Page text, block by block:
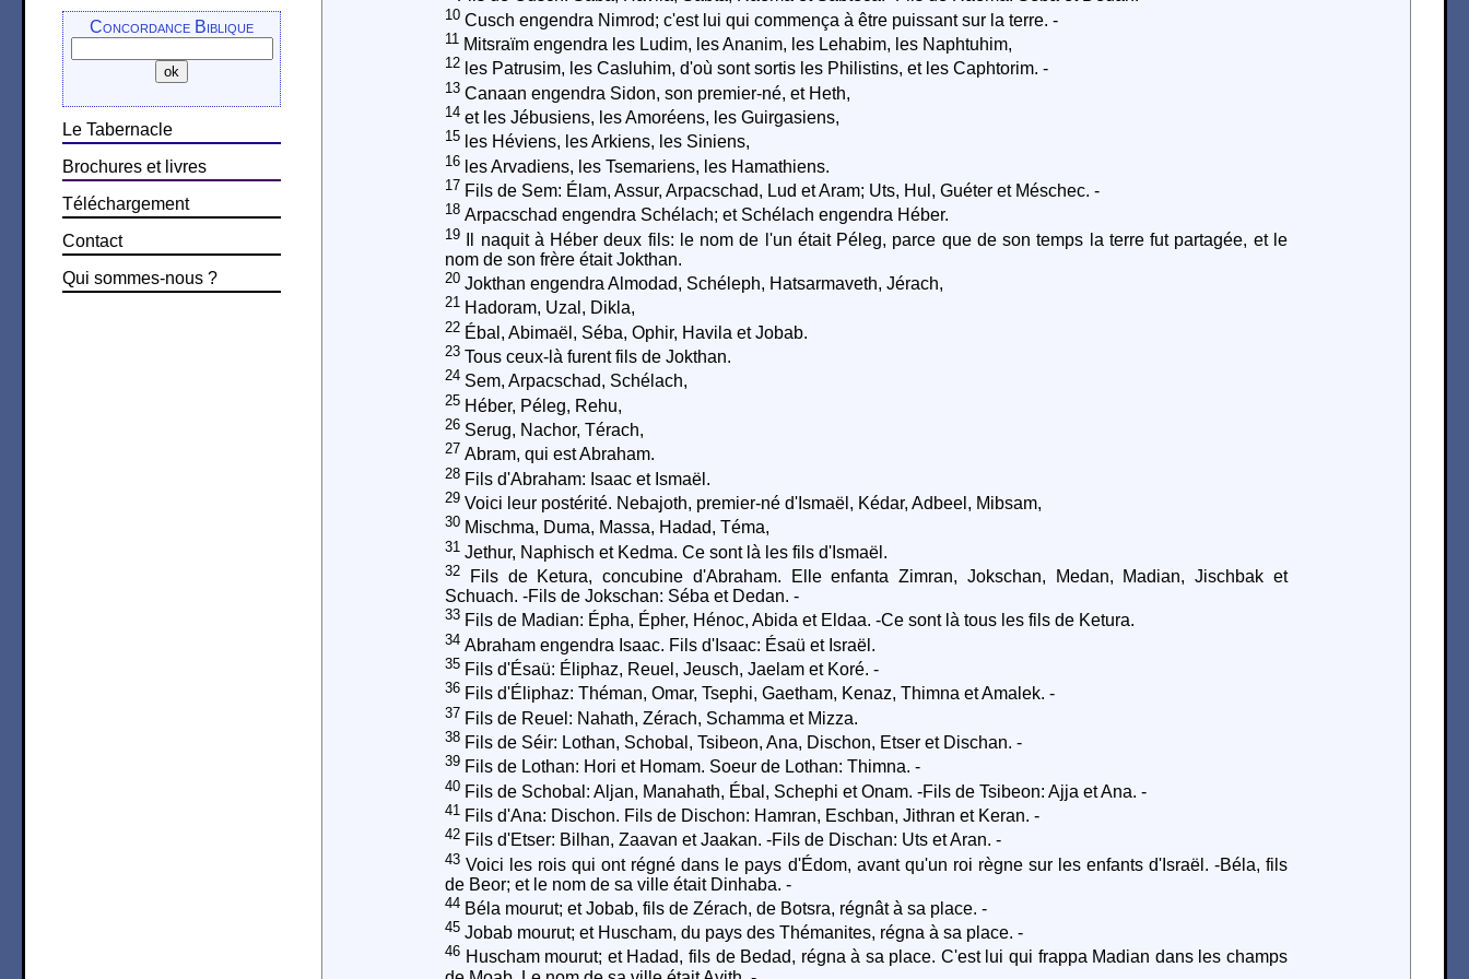
Concordance Biblique
Le Tabernacle
Brochures et livres
Téléchargement
Contact
Qui sommes-nous ?
10 Cusch engendra Nimrod; c'est lui qui commença à être puissant sur la terre. -
11 Mitsraïm engendra les Ludim, les Ananim, les Lehabim, les Naphtuhim,
12 les Patrusim, les Casluhim, d'où sont sortis les Philistins, et les Caphtorim. -
13 Canaan engendra Sidon, son premier-né, et Heth,
14 et les Jébusiens, les Amoréens, les Guirgasiens,
15 les Héviens, les Arkiens, les Siniens,
16 les Arvadiens, les Tsemariens, les Hamathiens.
17 Fils de Sem: Élam, Assur, Arpacschad, Lud et Aram; Uts, Hul, Guéter et Méschec. -
18 Arpacschad engendra Schélach; et Schélach engendra Héber.
19 Il naquit à Héber deux fils: le nom de l'un était Péleg, parce que de son temps la terre fut partagée, et le
nom de son frère était Jokthan.
20 Jokthan engendra Almodad, Schéleph, Hatsarmaveth, Jérach,
21 Hadoram, Uzal, Dikla,
22 Ébal, Abimaël, Séba, Ophir, Havila et Jobab.
23 Tous ceux-là furent fils de Jokthan.
24 Sem, Arpacschad, Schélach,
25 Héber, Péleg, Rehu,
26 Serug, Nachor, Térach,
27 Abram, qui est Abraham.
28 Fils d'Abraham: Isaac et Ismaël.
29 Voici leur postérité. Nebajoth, premier-né d'Ismaël, Kédar, Adbeel, Mibsam,
30 Mischma, Duma, Massa, Hadad, Téma,
31 Jethur, Naphisch et Kedma. Ce sont là les fils d'Ismaël.
32 Fils de Ketura, concubine d'Abraham. Elle enfanta Zimran, Jokschan, Medan, Madian, Jischbak et
Schuach. -Fils de Jokschan: Séba et Dedan. -
33 Fils de Madian: Épha, Épher, Hénoc, Abida et Eldaa. -Ce sont là tous les fils de Ketura.
34 Abraham engendra Isaac. Fils d'Isaac: Ésaü et Israël.
35 Fils d'Ésaü: Éliphaz, Reuel, Jeusch, Jaelam et Koré. -
36 Fils d'Éliphaz: Théman, Omar, Tsephi, Gaetham, Kenaz, Thimna et Amalek. -
37 Fils de Reuel: Nahath, Zérach, Schamma et Mizza.
38 Fils de Séir: Lothan, Schobal, Tsibeon, Ana, Dischon, Etser et Dischan. -
39 Fils de Lothan: Hori et Homam. Soeur de Lothan: Thimna. -
40 Fils de Schobal: Aljan, Manahath, Ébal, Schephi et Onam. -Fils de Tsibeon: Ajja et Ana. -
41 Fils d'Ana: Dischon. Fils de Dischon: Hamran, Eschban, Jithran et Keran. -
42 Fils d'Etser: Bilhan, Zaavan et Jaakan. -Fils de Dischan: Uts et Aran. -
43 Voici les rois qui ont régné dans le pays d'Édom, avant qu'un roi règne sur les enfants d'Israël. -Béla, fils
de Beor; et le nom de sa ville était Dinhaba. -
44 Béla mourut; et Jobab, fils de Zérach, de Botsra, régnât à sa place. -
45 Jobab mourut; et Huscham, du pays des Thémanites, régna à sa place. -
46 Huscham mourut; et Hadad, fils de Bedad, régna à sa place. C'est lui qui frappa Madian dans les champs